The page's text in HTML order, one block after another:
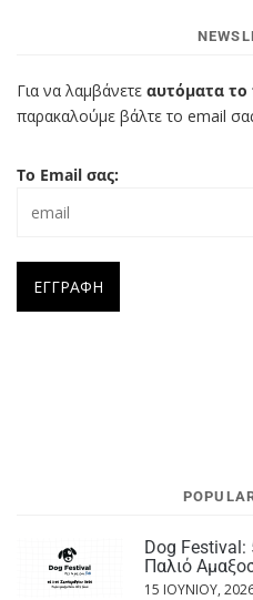
Για να λαμβάνετε αυτόματα το
παρακαλούμε βάλτε το email
Το Email σας:
Dog Festival:
Παλιό
15 ΙΟΥΝΊΟΥ,